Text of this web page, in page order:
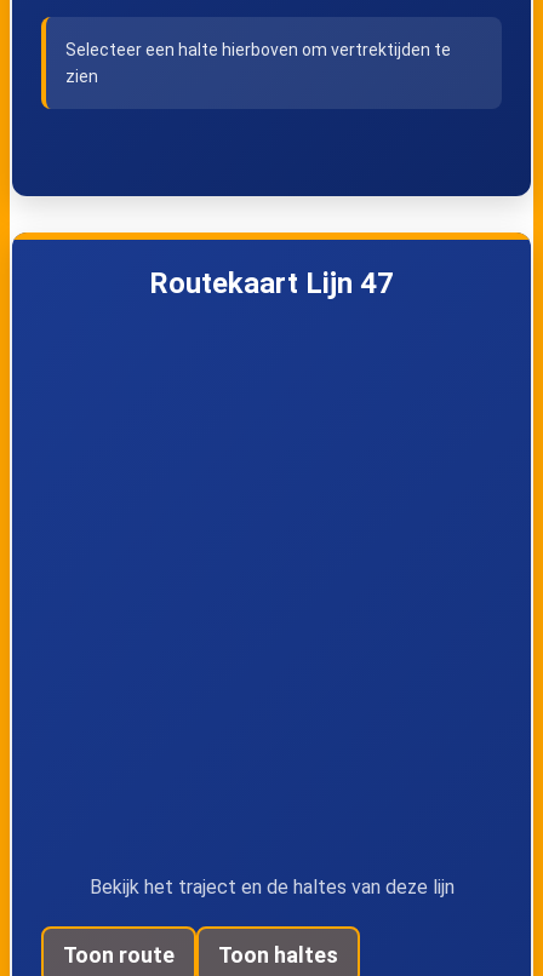
Vliermaal, Weg
naar Gors-Opleeuw
Guigoven,
Tongersesteenweg
2
Kortessem,
Wimmertingen,
Selecteer een halte hierboven om vertrektijden te
zien
Routekaart Lijn 47
Bekijk het traject en de haltes van deze lijn
Toon route Toon haltes